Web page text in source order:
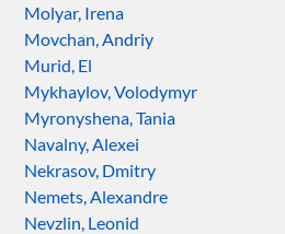
Molyar, Irena
Movchan, Andriy
Murid, El
Mykhaylov, Volodymyr
Myronyshena, Tania
Navalny, Alexei
Nekrasov, Dmitry
Nemets, Alexandre
Nevzlin, Leonid